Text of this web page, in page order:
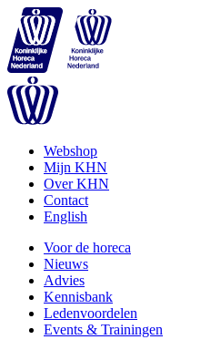
Webshop
Mijn KHN
Over KHN
Contact
English
Voor de horeca
Nieuws
Advies
Kennisbank
Ledenvoordelen
Events & Trainingen